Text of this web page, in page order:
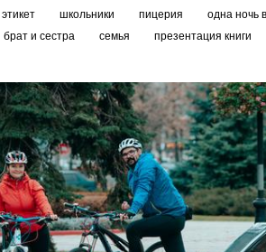
школьники пицерия одна ночь
брат и сестра семья презентация книги